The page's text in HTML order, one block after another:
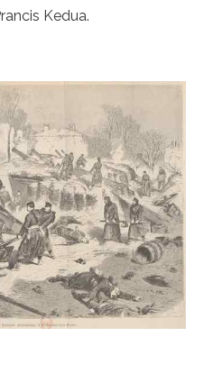
Kedua.